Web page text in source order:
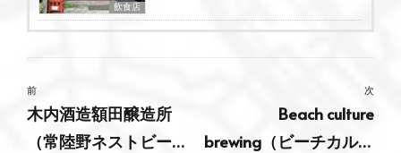
飲食店
前
木内酒造額田醸造所
（常陸野ネストビー
次
Beach culture
brewing（ビーチカルチ